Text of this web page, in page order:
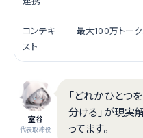
コンテキ
スト
最大100万トーク
室谷
代表取締役
「どれかひとつ
分ける」が現実
ってます。